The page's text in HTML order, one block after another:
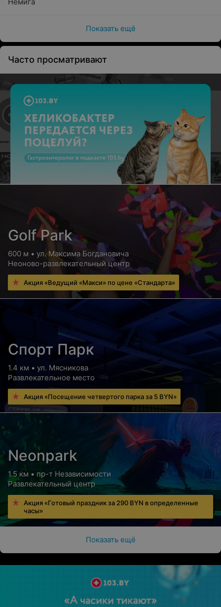
Показать ещё
Часто просматривают
Golf Park
600 м • ул. Максима Богдановича
Неоново-развлекательный центр
Акция «Ведущий «Макси» по цене «Стандарта»
Спорт Парк
1.4 км • ул. Мясникова
Развлекательное место
Акция «Посещение четвертого парка за 5 BYN»
Neonpark
1.5 км • пр-т Независимости
Развлекательный центр
Акция «Готовый праздник за 290 BYN в определенные
часы»
Показать ещё